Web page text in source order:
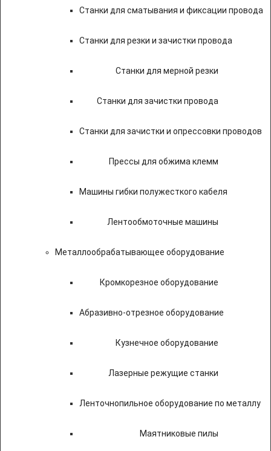
Станки для сматывания и фиксации провода
Станки для резки и зачистки провода
Станки для мерной резки
Станки для зачистки провода
Станки для зачистки и опрессовки проводов
Прессы для обжима клемм
Машины гибки полужесткого кабеля
Лентообмоточные машины
Металлообрабатывающее оборудование
Кромкорезное оборудование
Абразивно-отрезное оборудование
Кузнечное оборудование
Лазерные режущие станки
Ленточнопильное оборудование по металлу
Маятниковые пилы